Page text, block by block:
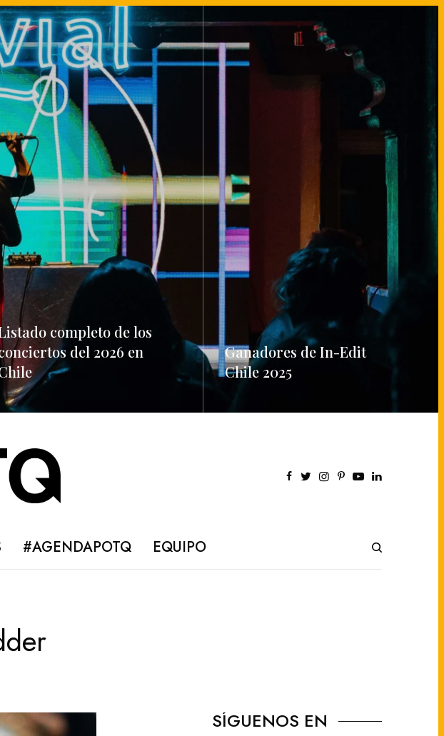
completo de los
del 2026 en
READ MORE
Ganadores de In-Edit
Chile 2025
#AGENDAPOTQ EQUIPO
SÍGUENOS EN